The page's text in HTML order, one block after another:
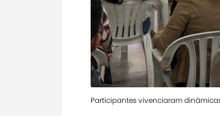
Participantes vivenciaram